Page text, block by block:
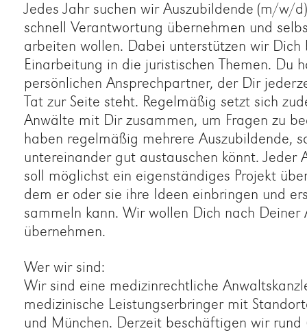
Jedes Jahr suchen wir Auszubildende (m/w/
schnell Verantwortung übernehmen und
arbeiten wollen. Dabei unterstützen wir Dich
Einarbeitung in die juristischen Themen. Du
persönlichen Ansprechpartner, der Dir
Tat zur Seite steht. Regelmäßig setzt sich
Anwälte mit Dir zusammen, um Fragen zu
haben regelmäßig mehrere Auszubildende,
untereinander gut austauschen könnt. Jeder
soll möglichst ein eigenständiges Projekt
dem er oder sie ihre Ideen einbringen und
sammeln kann. Wir wollen Dich nach Deiner
übernehmen.
Wer wir sind:
Wir sind eine medizinrechtliche
medizinische Leistungserbringer mit
und München. Derzeit beschäftigen wir rund